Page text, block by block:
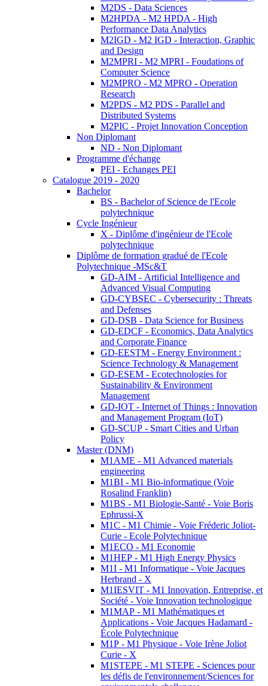
M2DS - Data Sciences
M2HPDA - M2 HPDA - High
Performance Data Analytics
M2IGD - M2 IGD - Interaction, Graphic
and Design
M2MPRI - M2 MPRI - Foudations of
Computer Science
M2MPRO - M2 MPRO - Operation
Research
M2PDS - M2 PDS - Parallel and
Distributed Systems
M2PIC - Projet Innovation Conception
Non Diplomant
ND - Non Diplomant
Programme d'échange
PEI - Echanges PEI
Catalogue 2019 - 2020
Bachelor
BS - Bachelor of Science de l'Ecole
polytechnique
Cycle Ingénieur
X - Diplôme d'ingénieur de l'Ecole
polytechnique
Diplôme de formation gradué de l'Ecole
Polytechnique -MSc&T
GD-AIM - Artificial Intelligence and
Advanced Visual Computing
GD-CYBSEC - Cybersecurity : Threats
and Defenses
GD-DSB - Data Science for Business
GD-EDCF - Economics, Data Analytics
and Corporate Finance
GD-EESTM - Energy Environment :
Science Technology & Management
GD-ESEM - Ecotechnologies for
Sustainability & Environment
Management
GD-IOT - Internet of Things : Innovation
and Management Program (IoT)
GD-SCUP - Smart Cities and Urban
Policy
Master (DNM)
M1AME - M1 Advanced materials
engineering
M1BI - M1 Bio-informatique (Voie
Rosalind Franklin)
M1BS - M1 Biologie-Santé - Voie Boris
Ephrussi-X
M1C - M1 Chimie - Voie Fréderic Joliot-
Curie - Ecole Polytechnique
M1ECO - M1 Economie
M1HEP - M1 High Energy Physics
M1I - M1 Informatique - Voie Jacques
Herbrand - X
M1IESVIT - M1 Innovation, Entreprise, et
Société - Voie Innovation technologique
M1MAP - M1 Mathématiques et
Applications - Voie Jacques Hadamard -
École Polytechnique
M1P - M1 Physique - Voie Irène Joliot
Curie - X
M1STEPE - M1 STEPE - Sciences pour
les défis de l'environnement/Sciences for